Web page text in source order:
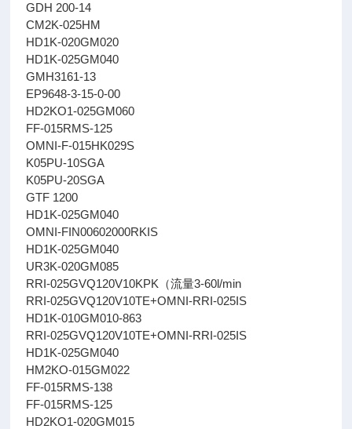
GDH 200-14
CM2K-025HM
HD1K-020GM020
HD1K-025GM040
GMH3161-13
EP9648-3-15-0-00
HD2KO1-025GM060
FF-015RMS-125
OMNI-F-015HK029S
K05PU-10SGA
K05PU-20SGA
GTF 1200
HD1K-025GM040
OMNI-FIN00602000RKIS
HD1K-025GM040
UR3K-020GM085
RRI-025GVQ120V10KPK（流量3-60l/min
RRI-025GVQ120V10TE+OMNI-RRI-025IS
HD1K-010GM010-863
RRI-025GVQ120V10TE+OMNI-RRI-025IS
HD1K-025GM040
HM2KO-015GM022
FF-015RMS-138
FF-015RMS-125
HD2KO1-020GM015